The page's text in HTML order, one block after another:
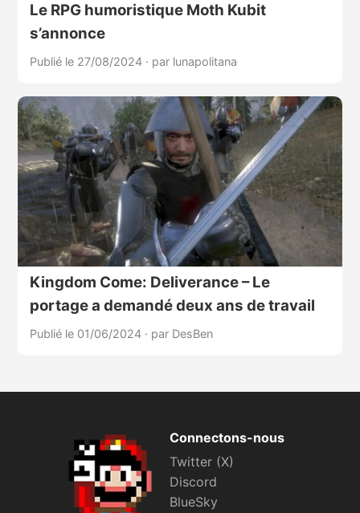
Le RPG humoristique Moth Kubit
s’annonce
Publié le 27/08/2024 · par lunapolitana
Kingdom Come: Deliverance – Le
portage a demandé deux ans de travail
Publié le 01/06/2024 · par DesBen
Connectons-nous
Twitter (X)
Discord
BlueSky